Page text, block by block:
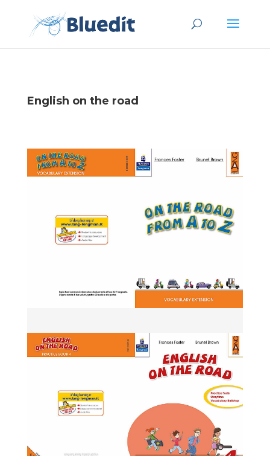
English on the road